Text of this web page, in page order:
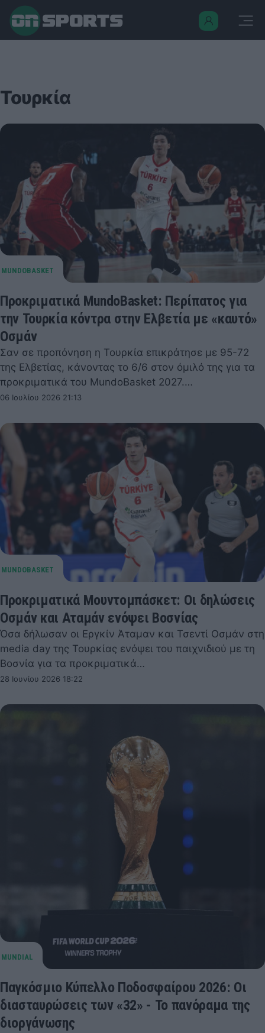
Τουρκία
Προκριματικά MundoBasket: Περίπατος για
την Τουρκία κόντρα στην Ελβετία με «καυτό»
Οσμάν
Σαν σε προπόνηση η Τουρκία επικράτησε με 95-72
της Ελβετίας, κάνοντας το 6/6 στον όμιλό της για τα
προκριματικά του MundoBasket 2027.…
06 Ιουλίου 2026 21:13
Προκριματικά Μουντομπάσκετ: Οι δηλώσεις
Οσμάν και Αταμάν ενόψει Βοσνίας
Όσα δήλωσαν οι Εργκίν Άταμαν και Τσεντί Οσμάν στη
media day της Τουρκίας ενόψει του παιχνιδιού με τη
Βοσνία για τα προκριματικά…
28 Ιουνίου 2026 18:22
Παγκόσμιο Κύπελλο Ποδοσφαίρου 2026: Οι
διασταυρώσεις των «32» - Το πανόραμα της
διοργάνωσης